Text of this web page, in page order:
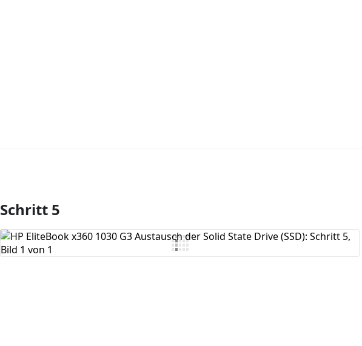
Kommentar hinzufügen
Schritt 5